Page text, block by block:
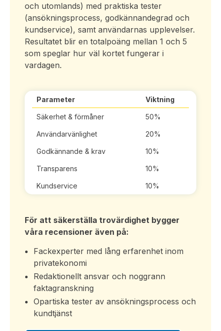
och utomlands) med praktiska tester
(ansökningsprocess, godkännandegrad och
kundservice), samt användarnas upplevelser.
Resultatet blir en totalpoäng mellan 1 och 5
som speglar hur väl kortet fungerar i
vardagen.
Parameter Viktning
Säkerhet & förmåner 50%
Användarvänlighet 20%
Godkännande & krav 10%
Transparens 10%
Kundservice 10%
För att säkerställa trovärdighet bygger
våra recensioner även på:
Fackexperter med lång erfarenhet inom
privatekonomi
Redaktionellt ansvar och noggrann
faktagranskning
Opartiska tester av ansökningsprocess och
kundtjänst